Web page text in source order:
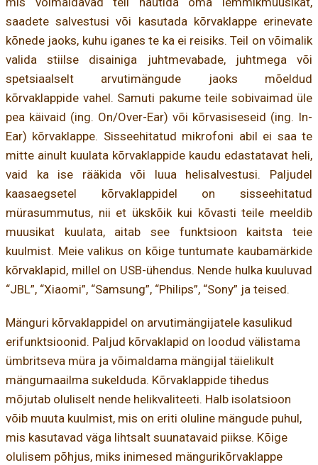
saadete salvestusi või kasutada kõrvaklappe erinevate
kõnede jaoks, kuhu iganes te ka ei reisiks. Teil on võimalik
valida stiilse disainiga juhtmevabade, juhtmega või
spetsiaalselt arvutimängude jaoks mõeldud
kõrvaklappide vahel. Samuti pakume teile sobivaimad üle
pea käivaid (ing. On/Over-Ear) või kõrvasiseseid (ing. In-
Ear) kõrvaklappe. Sisseehitatud mikrofoni abil ei saa te
mitte ainult kuulata kõrvaklappide kaudu edastatavat heli,
vaid ka ise rääkida või luua helisalvestusi. Paljudel
kaasaegsetel kõrvaklappidel on sisseehitatud
mürasummutus, nii et ükskõik kui kõvasti teile meeldib
muusikat kuulata, aitab see funktsioon kaitsta teie
kuulmist. Meie valikus on kõige tuntumate kaubamärkide
kõrvaklapid, millel on USB-ühendus. Nende hulka kuuluvad
“JBL”, “Xiaomi”, “Samsung”, “Philips”, “Sony” ja teised.
Mänguri kõrvaklappidel on arvutimängijatele kasulikud
erifunktsioonid. Paljud kõrvaklapid on loodud välistama
ümbritseva müra ja võimaldama mängijal täielikult
mängumaailma sukelduda. Kõrvaklappide tihedus
mõjutab oluliselt nende helikvaliteeti. Halb isolatsioon
võib muuta kuulmist, mis on eriti oluline mängude puhul,
mis kasutavad väga lihtsalt suunatavaid piikse. Kõige
olulisem põhjus, miks inimesed mängurikõrvaklappe